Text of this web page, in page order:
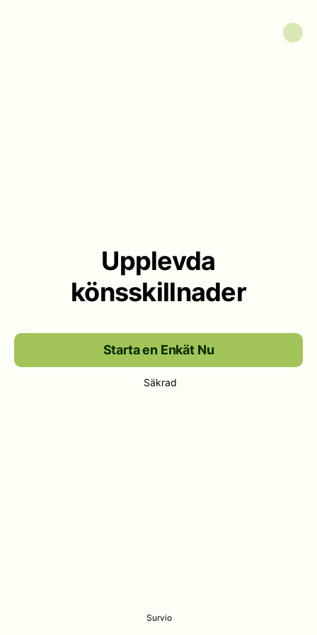
Upplevda
könsskillnader
Starta en Enkät Nu
Säkrad
Survio